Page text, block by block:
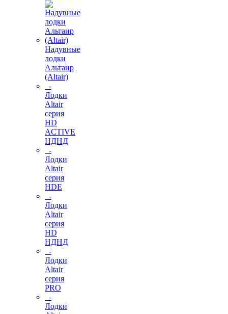
Надувные
лодки
Альтаир
(Altair)
-
Лодки
Altair
серия
HD
ACTIVE
НДНД
-
Лодки
Altair
серия
HDE
-
Лодки
Altair
серия
HD
НДНД
-
Лодки
Altair
серия
PRO
-
Лодки